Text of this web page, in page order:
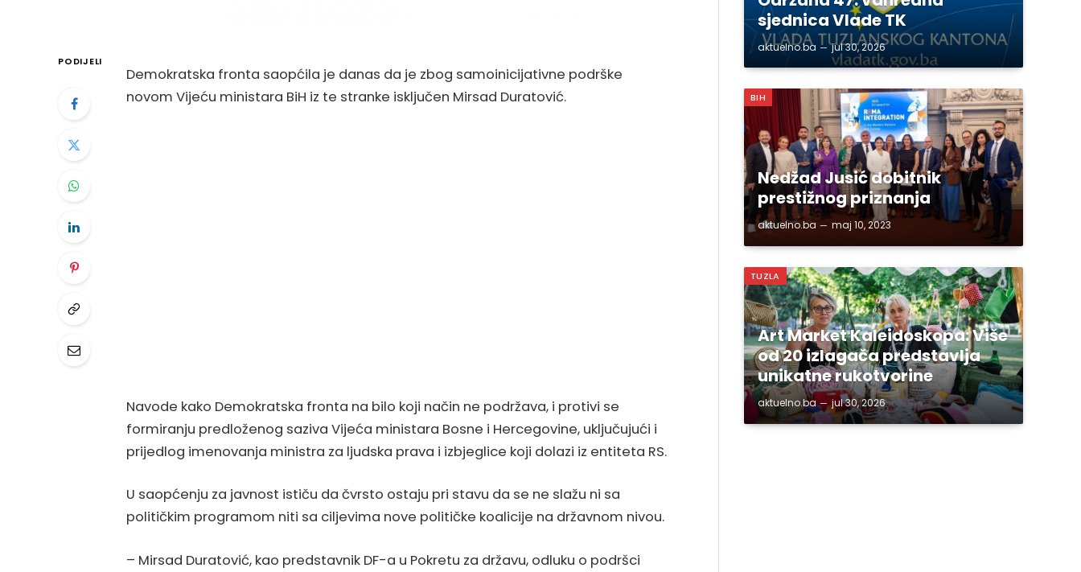
PODIJELI
Demokratska fronta saopćila je danas da je zbog samoinicijativne podrške
novom Vijeću ministara BiH iz te stranke isključen Mirsad Duratović.
Navode kako Demokratska fronta na bilo koji način ne podržava, i protivi se
formiranju predloženog saziva Vijeća ministara Bosne i Hercegovine, uključujući i
prijedlog imenovanja ministra za ljudska prava i izbjeglice koji dolazi iz entiteta RS.
U saopćenju za javnost ističu da čvrsto ostaju pri stavu da se ne slažu ni sa
političkim programom niti sa ciljevima nove političke koalicije na državnom nivou.
– Mirsad Duratović, kao predstavnik DF-a u Pokretu za državu, odluku o podršci
sjednica Vlade TK
aktuelno.ba jul 30, 2026
BIH
Nedžad Jusić dobitnik
prestižnog priznanja
aktuelno.ba maj 10, 2023
TUZLA
Art Market Kaleidoskopa: Više
od 20 izlagača predstavlja
unikatne rukotvorine
aktuelno.ba jul 30, 2026